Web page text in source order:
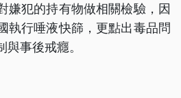
嫌犯的持有物做相關檢驗，因
執行唾液快篩，更點出毒品問
事後戒癮。